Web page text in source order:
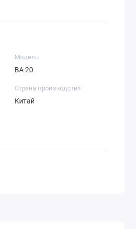
Модель
BA 20
Страна производства
Китай